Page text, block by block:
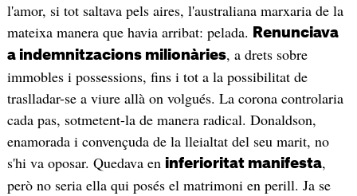
l'amor, si tot saltava pels aires, l'australiana marxaria de la
mateixa manera que havia arribat: pelada.
Renunciava
a indemnitzacions milionàries, a drets sobre
immobles i possessions, fins i tot a la possibilitat de
traslladar-se a viure allà on volgués. La corona controlaria
cada pas, sotmetent-la de manera radical. Donaldson,
enamorada i convençuda de la lleialtat del seu marit, no
s'hi va oposar. Quedava en inferioritat manifesta,
però no seria ella qui posés el matrimoni en perill. Ja se